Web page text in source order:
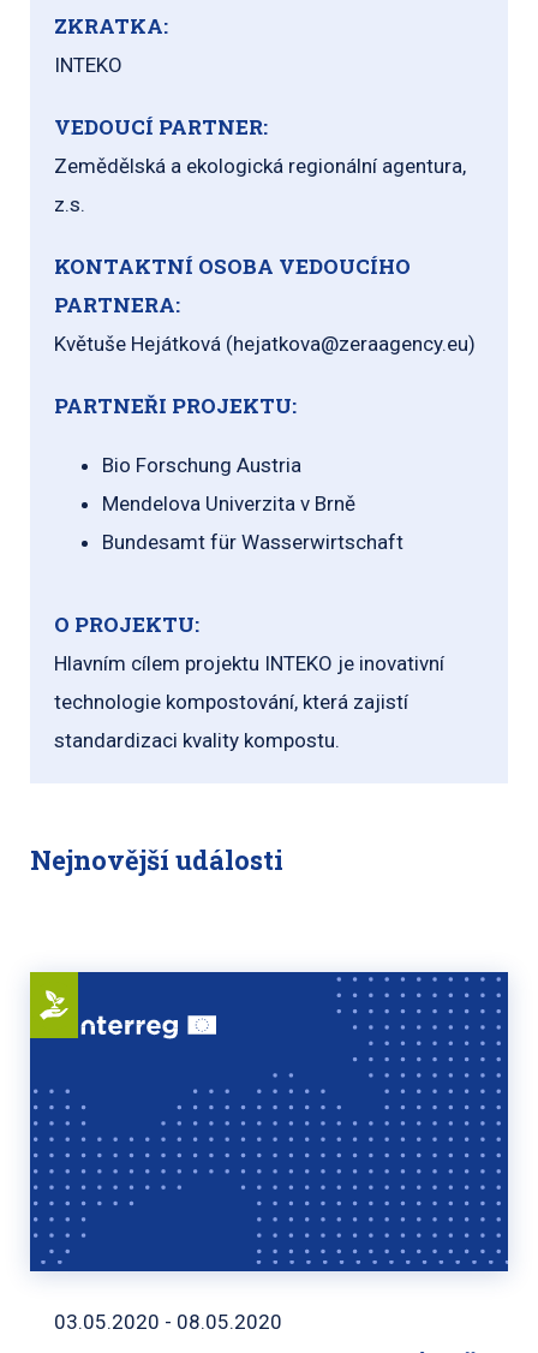
ZKRATKA:
INTEKO
VEDOUCÍ PARTNER:
Zemědělská a ekologická regionální agentura,
z.s.
KONTAKTNÍ OSOBA VEDOUCÍHO
PARTNERA:
Květuše Hejátková (hejatkova@zeraagency.eu)
PARTNEŘI PROJEKTU:
Bio Forschung Austria
Mendelova Univerzita v Brně
Bundesamt für Wasserwirtschaft
O PROJEKTU:
Hlavním cílem projektu INTEKO je inovativní
technologie kompostování, která zajistí
standardizaci kvality kompostu.
Nejnovější události
03.05.2020 - 08.05.2020